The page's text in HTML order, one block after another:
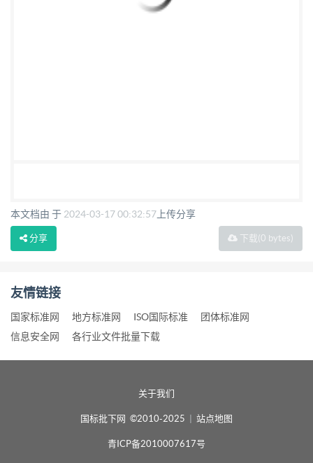
本文档由 于 2024-03-17 00:32:57 上传分享
下载(0 bytes)
分享
友情链接
国家标准网 地方标准网 ISO国际标准
团体标准网
信息安全网
各行业文件批量下载
关于我们
国标批下网 ©2010-2025 站点地图
青ICP备2010007617号